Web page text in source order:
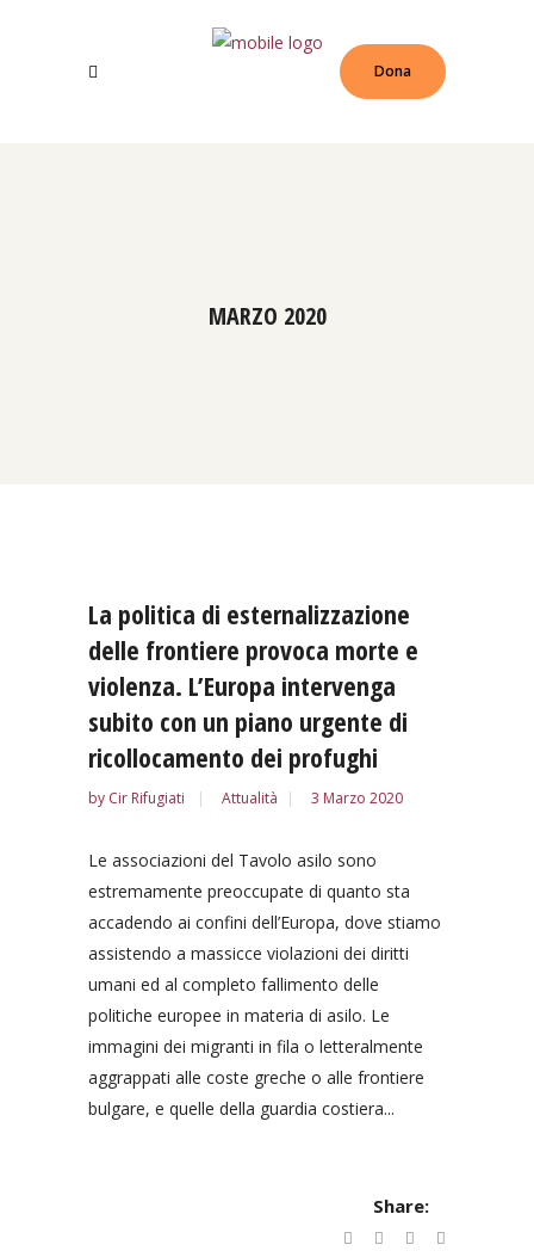
Dona
MARZO 2020
La politica di esternalizzazione
delle frontiere provoca morte e
violenza. L’Europa intervenga
subito con un piano urgente di
ricollocamento dei profughi
by Cir Rifugiati Attualità 3 Marzo 2020
Le associazioni del Tavolo asilo sono
estremamente preoccupate di quanto sta
accadendo ai confini dell’Europa, dove stiamo
assistendo a massicce violazioni dei diritti
umani ed al completo fallimento delle
politiche europee in materia di asilo. Le
immagini dei migranti in fila o letteralmente
aggrappati alle coste greche o alle frontiere
bulgare, e quelle della guardia costiera...
Share: